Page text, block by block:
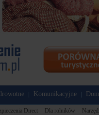
Komunikacyjne
Direct Dla rolników